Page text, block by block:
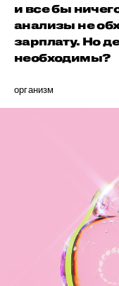
и все бы
анализы не
зарплату. Но
необходимы?
организм